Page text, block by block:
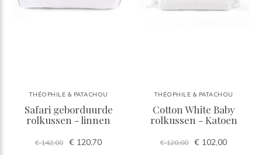
THÉOPHILE & PATACHOU
Safari geborduurde
rolkussen - linnen
€ 142,00 € 120,70
THÉOPHILE & PATACHOU
Cotton White Baby
rolkussen - Katoen
€ 120,00 € 102,00